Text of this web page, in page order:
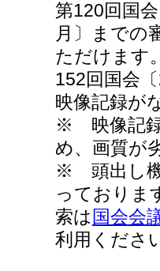
第120回国
月〕までの
ただけます
152回国会
映像記録が
※ 映像記録
め、画質が
※ 頭出し機
っておりま
索は 国会会
利用くださ